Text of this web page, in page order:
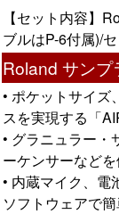
【セット内容】
ブルはP-6付属)/
Roland サンプ
• ポケットサイズ
スを実現する「
• グラニュラー・
ーケンサーなど
• 内蔵マイク、電
ソフトウェアで